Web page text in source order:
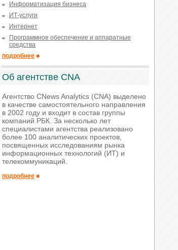
Информатизация бизнеса
ИТ-услуги
Интернет
Программное обеспечение и аппаратные
средства
подробнее
Об агентстве CNA
Агентство CNews Analytics (CNA) выделено
в качестве самостоятельного направления
в 2002 году и входит в состав группы
компаний РБК. За несколько лет
специалистами агентства реализовано
более 100 аналитических проектов,
посвященных исследованиям рынка
информационных технологий (ИТ) и
телекоммуникаций.
подробнее